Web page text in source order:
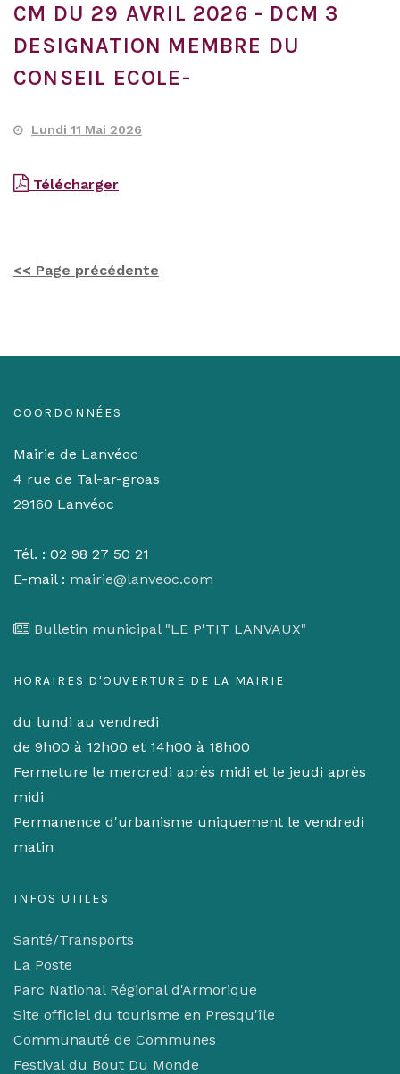
CM DU 29 AVRIL 2026 - DCM 3
DESIGNATION MEMBRE DU
CONSEIL ECOLE-
Lundi 11 Mai 2026
Télécharger
<< Page précédente
COORDONNÉES
Mairie de Lanvéoc
4 rue de Tal-ar-groas
29160 Lanvéoc
Tél. : 02 98 27 50 21
E-mail : mairie@lanveoc.com
Bulletin municipal "LE P'TIT LANVAUX"
HORAIRES D'OUVERTURE DE LA MAIRIE
du lundi au vendredi
de 9h00 à 12h00 et 14h00 à 18h00
Fermeture le mercredi après midi et le jeudi après
midi
Permanence d'urbanisme uniquement le vendredi
matin
INFOS UTILES
Santé/Transports
La Poste
Parc National Régional d'Armorique
Site officiel du tourisme en Presqu'île
Communauté de Communes
Festival du Bout Du Monde